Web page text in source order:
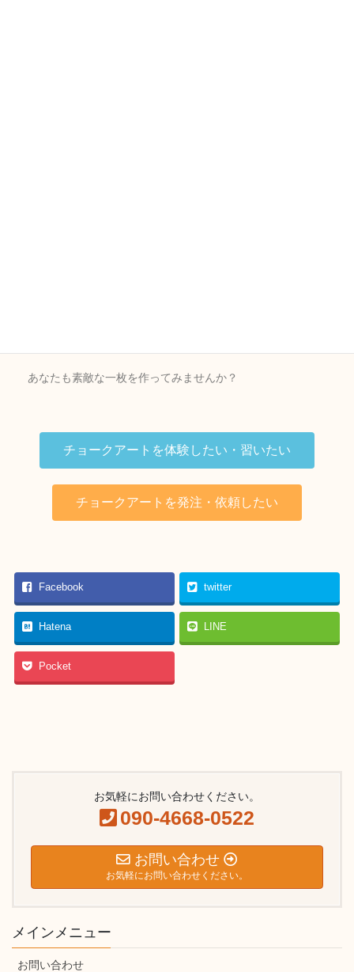
あなたも素敵な一枚を作ってみませんか？
チョークアートを体験したい・習いたい
チョークアートを発注・依頼したい
Facebook twitter
Hatena LINE
Pocket
お気軽にお問い合わせください。
090-4668-0522
お問い合わせ
お気軽にお問い合わせください。
メインメニュー
お問い合わせ